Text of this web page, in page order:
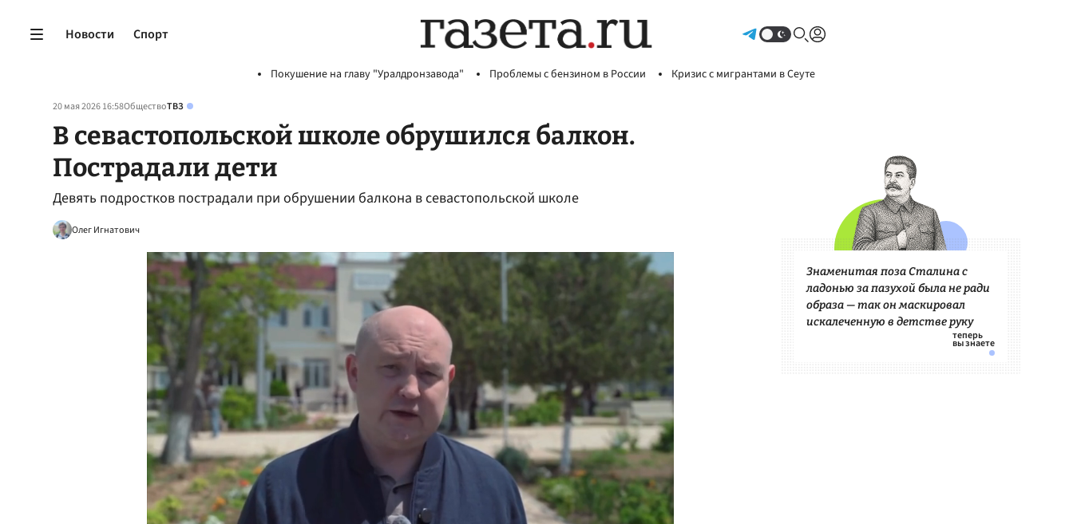
Новости Спорт
Покушение на главу "Уралдронзавода" Проблемы с бензином в России Кризис с мигрантами в Сеуте
20 мая 2026 16:58ОбществоТВЗ
В севастопольской школе обрушился балкон.
Пострадали дети
Девять подростков пострадали при обрушении балкона в севастопольской школе
Олег Игнатович
Знаменитая поза Сталина с
ладонью за пазухой была не ради
образа — так он маскировал
искалеченную в детстве руку